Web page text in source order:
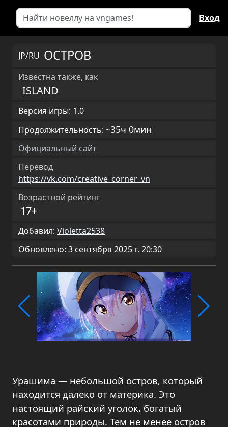
Вход
JP/RU ОСТРОВ
Известна также, как
ISLAND
Версия игры: 1.0
Продолжительность: ~35ч 0мин
Официальный сайт
Перевод
https://vk.com/creative_corner_vn
Возрастной рейтинг
17+
Добавил: Violetta2538
Обновлено: 3 сентября 2025 г. 20:30
Урашима — небольшой остров, который
находится далеко от материка. Это
настоящий райский уголок, богатый
красотами природы. Тем не менее остров